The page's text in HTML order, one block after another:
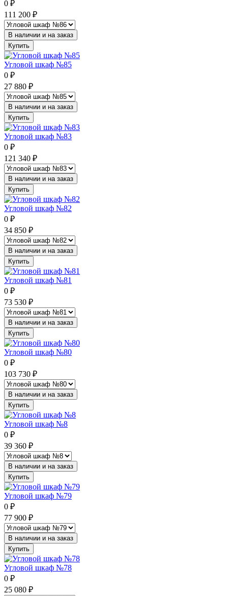
0 ₽
111 200 ₽
В наличии и на заказ
Купить
Угловой шкаф №85
0 ₽
27 880 ₽
В наличии и на заказ
Купить
Угловой шкаф №83
0 ₽
121 340 ₽
В наличии и на заказ
Купить
Угловой шкаф №82
0 ₽
34 850 ₽
В наличии и на заказ
Купить
Угловой шкаф №81
0 ₽
73 530 ₽
В наличии и на заказ
Купить
Угловой шкаф №80
0 ₽
103 730 ₽
В наличии и на заказ
Купить
Угловой шкаф №8
0 ₽
39 360 ₽
В наличии и на заказ
Купить
Угловой шкаф №79
0 ₽
77 900 ₽
В наличии и на заказ
Купить
Угловой шкаф №78
0 ₽
25 080 ₽